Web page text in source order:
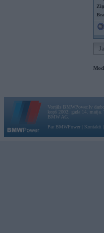
Vortāls BMWPower.lv
kopš 2002. gada 14. maija.
BMW AG.
Par BMWPower
Kontakti